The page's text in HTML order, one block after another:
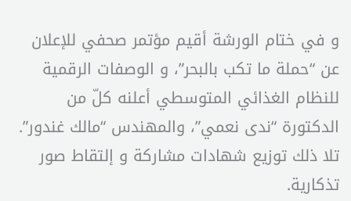
و في ختام الورشة أقيم مؤتمر صحفي للإعلان
عن “حملة ما تكب بالبحر”، و الوصفات الرقمية
للنظام الغذائي المتوسطي أعلنه كلّ من
الدكتورة “ندى نعمي”، والمهندس “مالك غندور”.
تلا ذلك توزيع شهادات مشاركة و إلتقاط صور
تذكارية.